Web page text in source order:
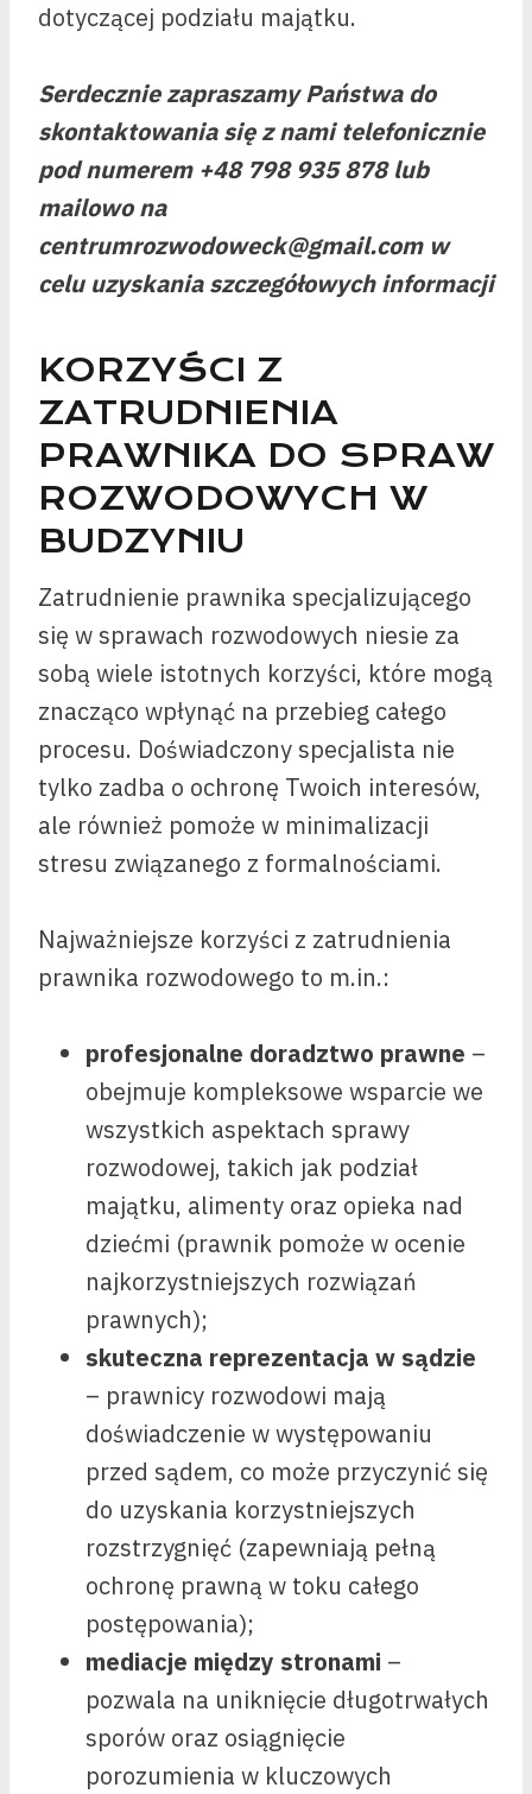
dotyczącej podziału majątku.
Serdecznie zapraszamy Państwa do
skontaktowania się z nami telefonicznie
pod numerem +48 798 935 878 lub
mailowo na
centrumrozwodoweck@gmail.com w
celu uzyskania szczegółowych informacji
KORZYŚCI Z
ZATRUDNIENIA
PRAWNIKA DO SPRAW
ROZWODOWYCH W
BUDZYNIU
Zatrudnienie prawnika specjalizującego
się w sprawach rozwodowych niesie za
sobą wiele istotnych korzyści, które mogą
znacząco wpłynąć na przebieg całego
procesu. Doświadczony specjalista nie
tylko zadba o ochronę Twoich interesów,
ale również pomoże w minimalizacji
stresu związanego z formalnościami.
Najważniejsze korzyści z zatrudnienia
prawnika rozwodowego to m.in.:
profesjonalne doradztwo prawne –
obejmuje kompleksowe wsparcie we
wszystkich aspektach sprawy
rozwodowej, takich jak podział
majątku, alimenty oraz opieka nad
dziećmi (prawnik pomoże w ocenie
najkorzystniejszych rozwiązań
prawnych);
skuteczna reprezentacja w sądzie
– prawnicy rozwodowi mają
doświadczenie w występowaniu
przed sądem, co może przyczynić się
do uzyskania korzystniejszych
rozstrzygnięć (zapewniają pełną
ochronę prawną w toku całego
postępowania);
mediacje między stronami –
pozwala na uniknięcie długotrwałych
sporów oraz osiągnięcie
porozumienia w kluczowych